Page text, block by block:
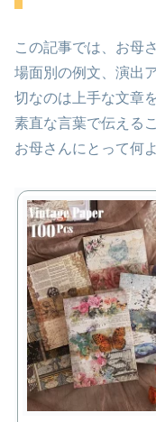
この記事では、お母
場面別の例文、演出
切なのは上手な文章
素直な言葉で伝える
お母さんにとって何